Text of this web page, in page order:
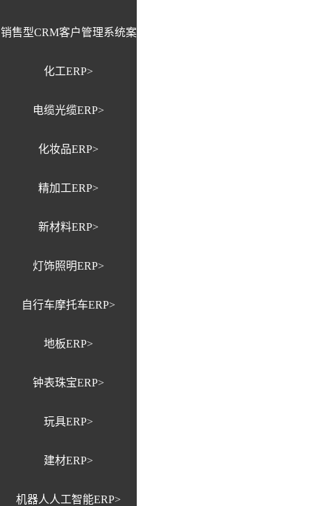
销售型CRM客户管理系统案
例>
化工ERP>
电缆光缆ERP>
化妆品ERP>
精加工ERP>
新材料ERP>
灯饰照明ERP>
自行车摩托车ERP>
地板ERP>
钟表珠宝ERP>
玩具ERP>
建材ERP>
机器人人工智能ERP>